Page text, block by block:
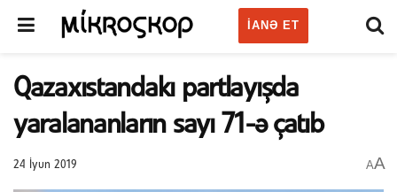
IANƏ ET
Qazaxıstandakı partlayışda
yaralananların sayı 71-ə çatıb
24 İyun 2019 AA